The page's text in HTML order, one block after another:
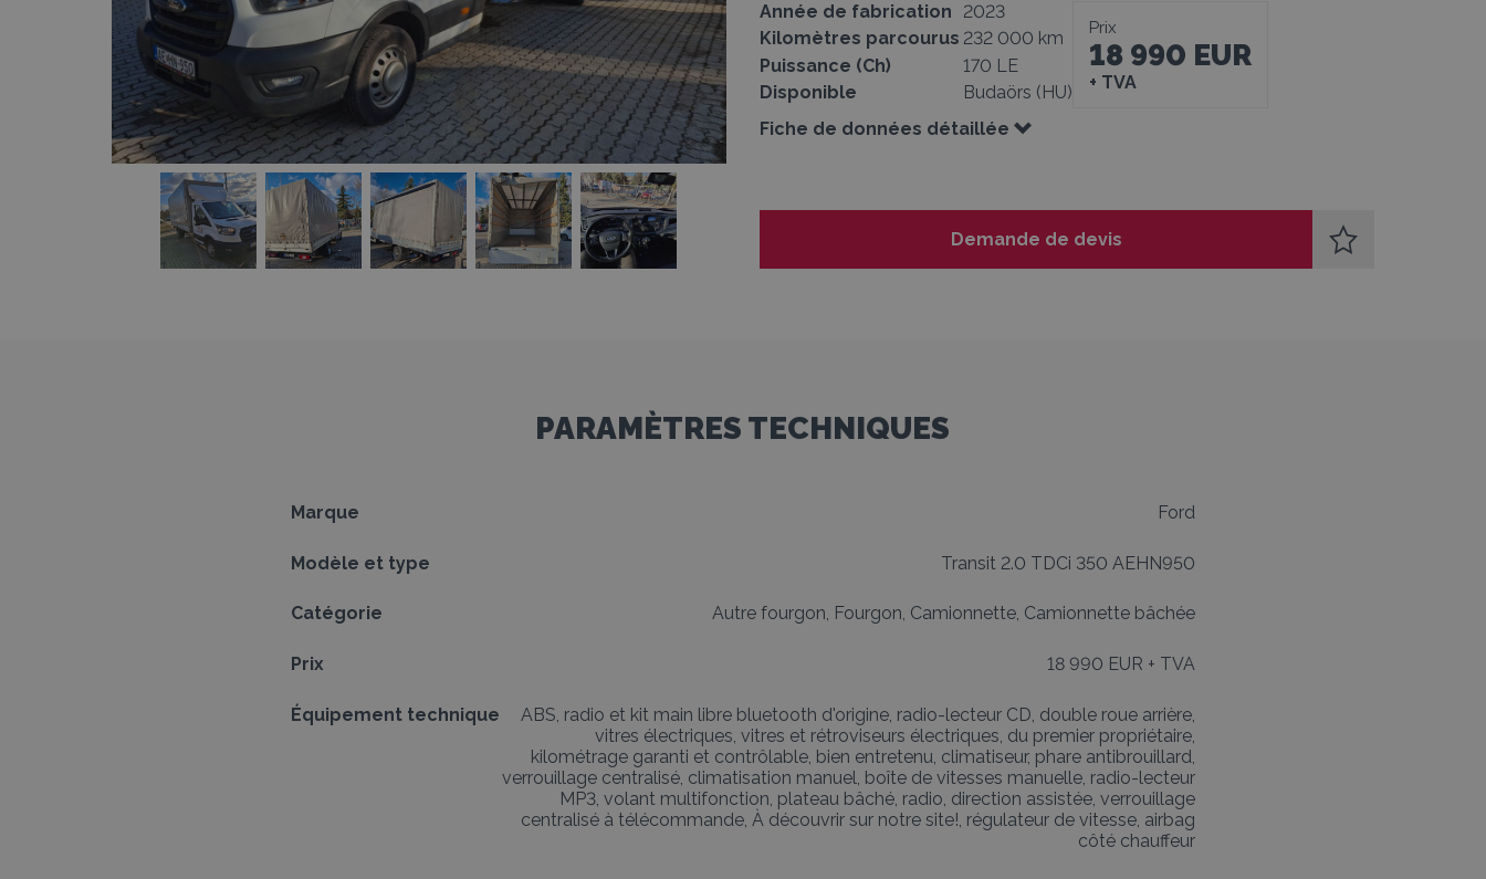
1 1 1 1 1
Année de fabrication
2023
Kilomètres parcourus 232 000 km
Puissance (Ch)
170 LE
Disponible
Budaörs (HU)
Fiche de données détaillée
Prix
18 990 EUR
+ TVA
Demande de devis
PARAMÈTRES TECHNIQUES
Marque Ford
Modèle et type Transit 2.0 TDCi 350 AEHN950
Catégorie Autre fourgon, Fourgon, Camionnette, Camionnette bâchée
Prix 18 990 EUR + TVA
Équipement technique
ABS, radio et kit main libre bluetooth d'origine, radio-lecteur CD, double roue arrière,
vitres électriques, vitres et rétroviseurs électriques, du premier propriétaire,
kilométrage garanti et contrôlable, bien entretenu, climatiseur, phare antibrouillard,
verrouillage centralisé, climatisation manuel, boîte de vitesses manuelle, radio-lecteur
MP3, volant multifonction, plateau bâché, radio, direction assistée, verrouillage
centralisé à télécommande, À découvrir sur notre site!, régulateur de vitesse, airbag
côté chauffeur